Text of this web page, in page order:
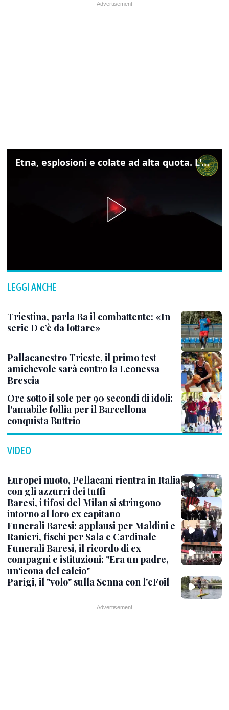
Etna, esplosioni e colate ad alta quota. L'aeroporto di Catania verso la normalità
LEGGI ANCHE
Triestina, parla Ba il combattente: «In
serie D c’è da lottare»
Pallacanestro Trieste, il primo test
amichevole sarà contro la Leonessa
Brescia
Ore sotto il sole per 90 secondi di idoli:
l'amabile follia per il Barcellona
conquista Buttrio
VIDEO
Europei nuoto, Pellacani rientra in Italia
con gli azzurri dei tuffi
Baresi, i tifosi del Milan si stringono
intorno al loro ex capitano
Funerali Baresi: applausi per Maldini e
Ranieri, fischi per Sala e Cardinale
Funerali Baresi, il ricordo di ex
compagni e istituzioni: "Era un padre,
un'icona del calcio"
Parigi, il "volo" sulla Senna con l'eFoil